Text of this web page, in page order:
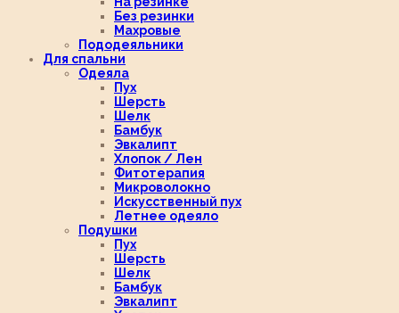
Без резинки
Махровые
Пододеяльники
Для спальни
Одеяла
Пух
Шерсть
Шелк
Бамбук
Эвкалипт
Хлопок / Лен
Фитотерапия
Микроволокно
Искусственный пух
Летнее одеяло
Подушки
Пух
Шерсть
Шелк
Бамбук
Эвкалипт